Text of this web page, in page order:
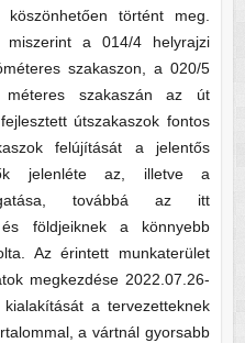
történt meg.
a 014/4 helyrajzi
szakaszon, a 020/5
szakaszán az út
útszakaszok fontos
felújítását a jelentős
jelenléte az, illetve a
továbbá az itt
és földjeiknek a könnyebb
Az érintett munkaterület
megkezdése 2022.07.26-
a tervezetteknek
a vártnál gyorsabb